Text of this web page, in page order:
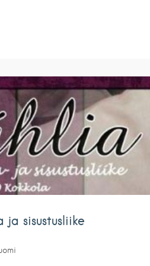
sisustusliike